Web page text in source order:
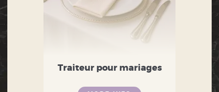
Traiteur pour mariages